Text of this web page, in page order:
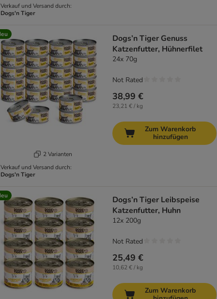
Verkauf und Versand durch:
Dogs'n Tiger
2 Varianten
Verkauf und Versand durch:
Dogs'n Tiger
Dogs’n Tiger Genuss
Katzenfutter, Hühnerfilet
24x 70g
38,99 €
23,21 € / kg
Not Rated
Zum Warenkorb
hinzufügen
Dogs’n Tiger Leibspeise
Katzenfutter, Huhn
12x 200g
25,49 €
10,62 € / kg
Not Rated
Zum Warenkorb